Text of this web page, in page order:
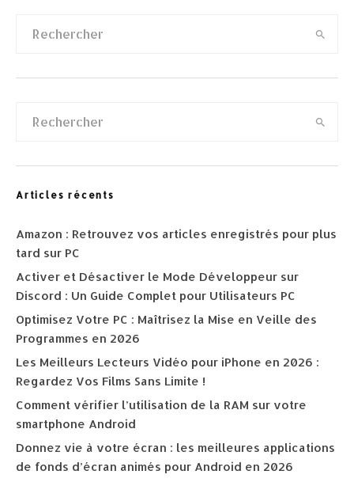
Articles récents
Amazon : Retrouvez vos articles enregistrés pour plus
tard sur PC
Activer et Désactiver le Mode Développeur sur
Discord : Un Guide Complet pour Utilisateurs PC
Optimisez Votre PC : Maîtrisez la Mise en Veille des
Programmes en 2026
Les Meilleurs Lecteurs Vidéo pour iPhone en 2026 :
Regardez Vos Films Sans Limite !
Comment vérifier l’utilisation de la RAM sur votre
smartphone Android
Donnez vie à votre écran : les meilleures applications
de fonds d’écran animés pour Android en 2026